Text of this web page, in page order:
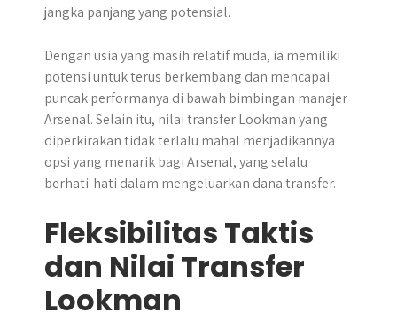
jangka panjang yang potensial.
Dengan usia yang masih relatif muda, ia memiliki
potensi untuk terus berkembang dan mencapai
puncak performanya di bawah bimbingan manajer
Arsenal. Selain itu, nilai transfer Lookman yang
diperkirakan tidak terlalu mahal menjadikannya
opsi yang menarik bagi Arsenal, yang selalu
berhati-hati dalam mengeluarkan dana transfer.
Fleksibilitas Taktis
dan Nilai Transfer
Lookman